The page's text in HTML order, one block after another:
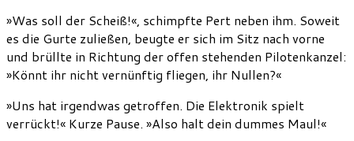
»Was soll der Scheiß!«, schimpfte Pert neben ihm. Soweit
es die Gurte zuließen, beugte er sich im Sitz nach vorne
und brüllte in Richtung der offen stehenden Pilotenkanzel:
»Könnt ihr nicht vernünftig fliegen, ihr Nullen?«
»Uns hat irgendwas getroffen. Die Elektronik spielt
verrückt!« Kurze Pause. »Also halt dein dummes Maul!«